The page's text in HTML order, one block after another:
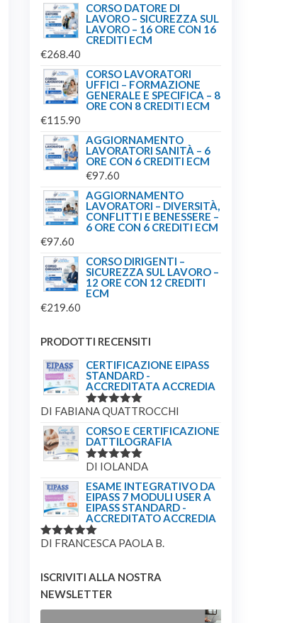
CORSO DATORE DI
LAVORO – SICUREZZA SUL
LAVORO – 16 ORE CON 16
CREDITI ECM
€268.40
CORSO LAVORATORI
UFFICI – FORMAZIONE
GENERALE E SPECIFICA – 8
ORE CON 8 CREDITI ECM
€115.90
AGGIORNAMENTO
LAVORATORI SANITÀ – 6
ORE CON 6 CREDITI ECM
€97.60
AGGIORNAMENTO
LAVORATORI – DIVERSITÀ,
CONFLITTI E BENESSERE –
6 ORE CON 6 CREDITI ECM
€97.60
CORSO DIRIGENTI –
SICUREZZA SUL LAVORO –
12 ORE CON 12 CREDITI
ECM
€219.60
PRODOTTI RECENSITI
CERTIFICAZIONE EIPASS
STANDARD -
ACCREDITATA ACCREDIA
VALUTATO
DI FABIANA QUATTROCCHI
CORSO E CERTIFICAZIONE
DATTILOGRAFIA
VALUTATO
DI IOLANDA
ESAME INTEGRATIVO DA
EIPASS 7 MODULI USER A
EIPASS STANDARD -
ACCREDITATO ACCREDIA
VALUTATO
DI FRANCESCA PAOLA B.
ISCRIVITI ALLA NOSTRA
NEWSLETTER